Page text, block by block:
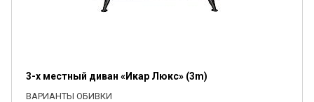
3-х местный диван «Икар Люкс» (3m)
ВАРИАНТЫ ОБИВКИ